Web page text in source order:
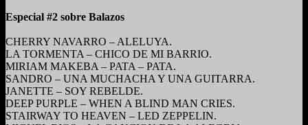
Especial #2 sobre Balazos
CHERRY NAVARRO – ALELUYA.
LA TORMENTA – CHICO DE MI BARRIO.
MIRIAM MAKEBA – PATA – PATA.
SANDRO – UNA MUCHACHA Y UNA GUITARRA.
JANETTE – SOY REBELDE.
DEEP PURPLE – WHEN A BLIND MAN CRIES.
STAIRWAY TO HEAVEN – LED ZEPPELIN.